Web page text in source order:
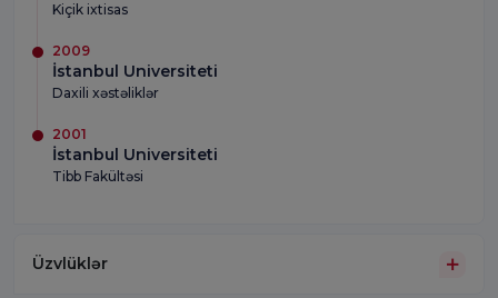
Kiçik ixtisas
2009
İstanbul Universiteti
Daxili xəstəliklər
2001
İstanbul Universiteti
Tibb Fakültəsi
Üzvlüklər